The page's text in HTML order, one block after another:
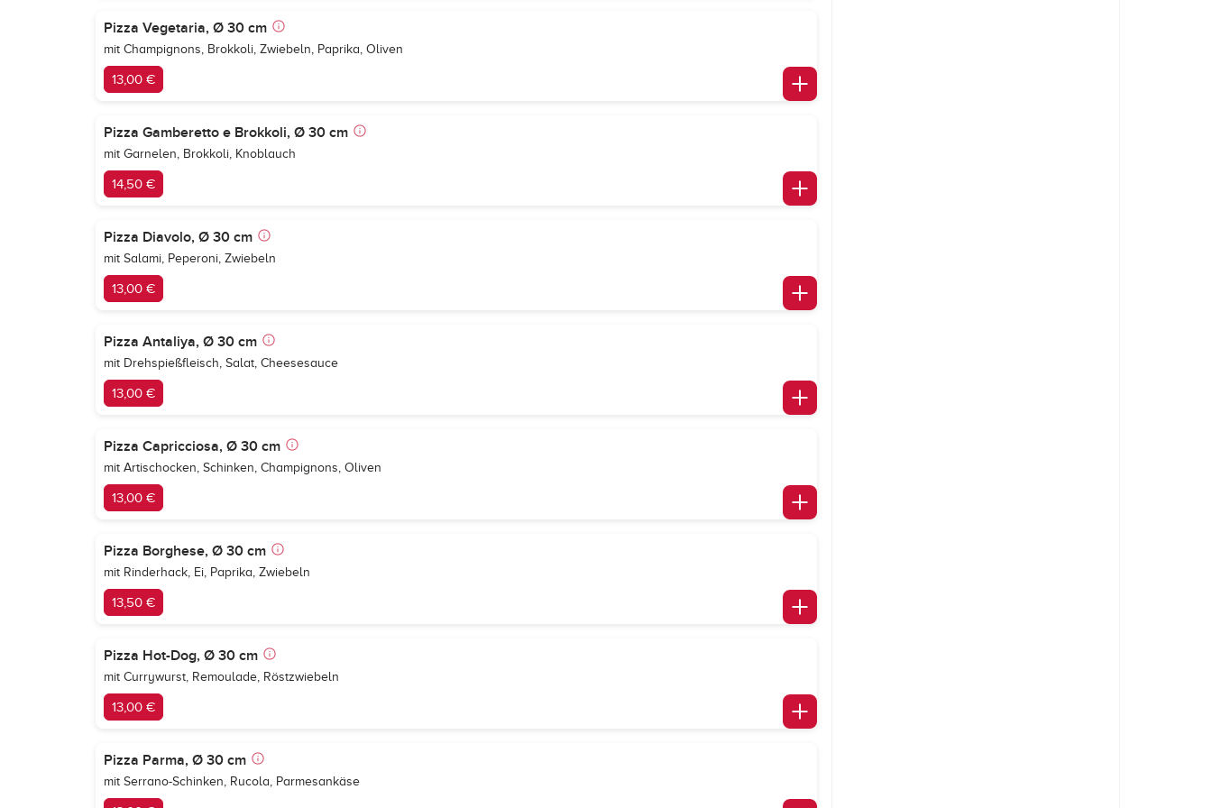
Pizza Vegetaria, Ø 30 cm
mit Champignons, Brokkoli, Zwiebeln, Paprika, Oliven
13,00 €
Pizza Gamberetto e Brokkoli, Ø 30 cm
mit Garnelen, Brokkoli, Knoblauch
14,50 €
Pizza Diavolo, Ø 30 cm
mit Salami, Peperoni, Zwiebeln
13,00 €
Pizza Antaliya, Ø 30 cm
mit Drehspießfleisch, Salat, Cheesesauce
13,00 €
Pizza Capricciosa, Ø 30 cm
mit Artischocken, Schinken, Champignons, Oliven
13,00 €
Pizza Borghese, Ø 30 cm
mit Rinderhack, Ei, Paprika, Zwiebeln
13,50 €
Pizza Hot-Dog, Ø 30 cm
mit Currywurst, Remoulade, Röstzwiebeln
13,00 €
Pizza Parma, Ø 30 cm
mit Serrano-Schinken, Rucola, Parmesankäse